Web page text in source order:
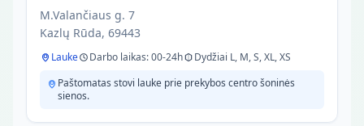
M.Valančiaus g. 7
Kazlų Rūda, 69443
Lauke Darbo laikas: 00-24h
Dydžiai L, M, S, XL, XS
Paštomatas stovi lauke prie prekybos centro šoninės
sienos.